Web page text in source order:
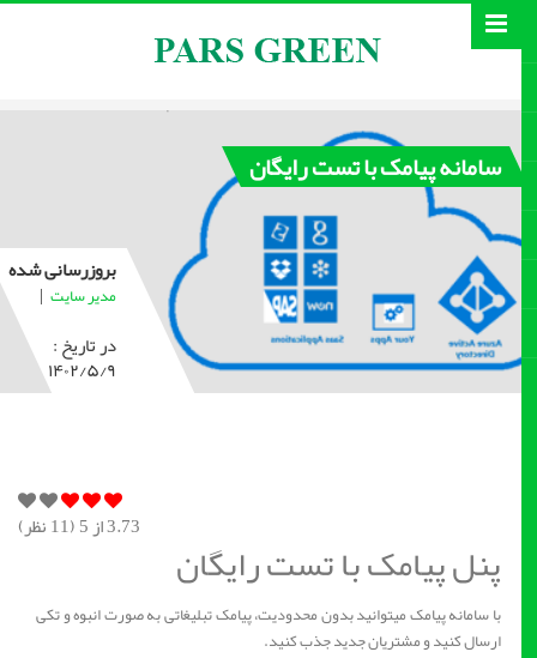
سامانه پیامک با تست رایگان
بروزرسانی شده
مدیر سایت |
در تاریخ :
۱۴۰۲/۵/۹
3.73از 5 ( 11نظر)
پنل پیامک با تست رایگان
با سامانه پیامک میتوانید بدون محدودیت، پیامک تبلیغاتی به صورت انبوه و تکی
ارسال کنید و مشتریان جدید جذب کنید.